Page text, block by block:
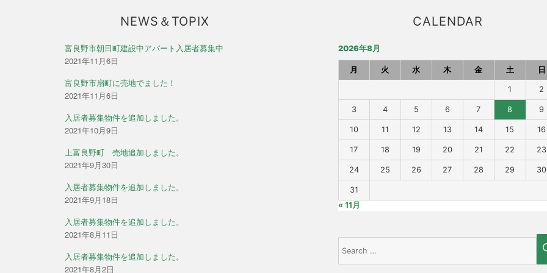
NEWS＆TOPIX
富良野市朝日町建設中アパート入居者募集中
2021年11月6日
富良野市扇町に売地でました！
2021年11月6日
入居者募集物件を追加しました。
2021年10月9日
上富良野町 売地追加しました。
2021年9月30日
入居者募集物件を追加しました。
2021年9月18日
入居者募集物件を追加しました。
2021年8月11日
入居者募集物件を追加しました。
2021年8月2日
CALENDAR
2026年8月
月 火 水 木 金 土 日
1 2
3 4 5 6 7 8 9
10 11 12 13 14 15 16
17 18 19 20 21 22 23
24 25 26 27 28 29 30
31
« 11月
Search
for: